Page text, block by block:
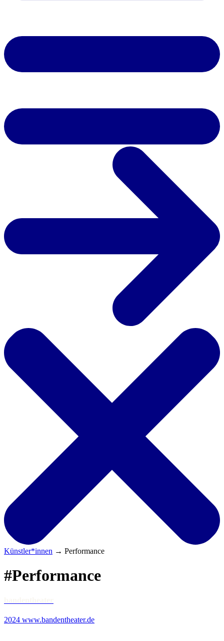
Künstler*innen → Performance
#Performance
2024 www.bandentheater.de